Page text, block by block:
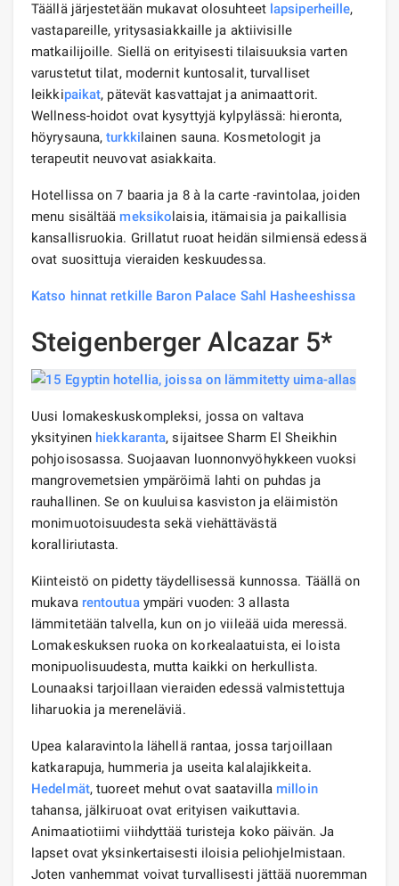
Täällä järjestetään mukavat olosuhteet lapsiperheille,
vastapareille, yritysasiakkaille ja aktiivisille
matkailijoille. Siellä on erityisesti tilaisuuksia varten
varustetut tilat, modernit kuntosalit, turvalliset
leikkipaikat, pätevät kasvattajat ja animaattorit.
Wellness-hoidot ovat kysyttyjä kylpylässä: hieronta,
höyrysauna,turkkilainen sauna. Kosmetologit ja
terapeutit neuvovat asiakkaita.
Hotellissa on 7 baaria ja 8 à la carte -ravintolaa, joiden
menu sisältää meksikolaisia, itämaisia ​​ja paikallisia
kansallisruokia. Grillatut ruoat heidän silmiensä edessä
ovat suosittuja vieraiden keskuudessa.
Katso hinnat retkille Baron Palace Sahl Hasheeshissa
Steigenberger Alcazar 5*
Uusi lomakeskuskompleksi, jossa on valtava
yksityinen hiekkaranta, sijaitsee Sharm El Sheikhin
pohjoisosassa. Suojaavan luonnonvyöhykkeen vuoksi
mangrovemetsien ympäröimä lahti on puhdas ja
rauhallinen. Se on kuuluisa kasviston ja eläimistön
monimuotoisuudesta sekä viehättävästä
koralliriutasta.
Kiinteistö on pidetty täydellisessä kunnossa. Täällä on
mukava rentoutuaympäri vuoden: 3 allasta
lämmitetään talvella, kun on jo viileää uida meressä.
Lomakeskuksen ruoka on korkealaatuista, ei loista
monipuolisuudesta, mutta kaikki on herkullista.
Lounaaksi tarjoillaan vieraiden edessä valmistettuja
liharuokia ja mereneläviä.
Upea kalaravintola lähellä rantaa, jossa tarjoillaan
katkarapuja, hummeria ja useita kalalajikkeita.
Hedelmät, tuoreet mehut ovat saatavilla milloin
tahansa, jälkiruoat ovat erityisen vaikuttavia.
Animaatiotiimi viihdyttää turisteja koko päivän. Ja
lapset ovat yksinkertaisesti iloisia peliohjelmistaan.
Joten vanhemmat voivat turvallisesti jättää nuoremman